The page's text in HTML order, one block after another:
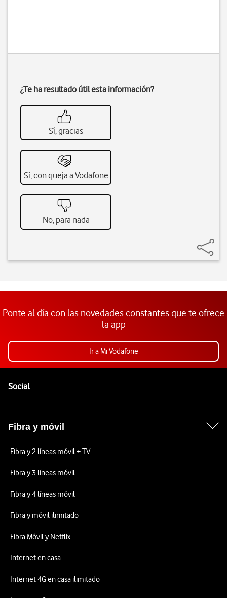
¿Te ha resultado útil esta información?
Sí, gracias
Sí, con queja a Vodafone
No, para nada
Ponte al día con las novedades constantes que te ofrece
la app
Ir a Mi Vodafone
SocialEnlaces a las redes sociales de Vodafone
Fibra y móvil
Fibra y 2 líneas móvil + TV
Fibra y 3 líneas móvil
Fibra y 4 líneas móvil
Fibra y móvil ilimitado
Fibra Móvil y Netflix
Internet en casa
Internet 4G en casa ilimitado